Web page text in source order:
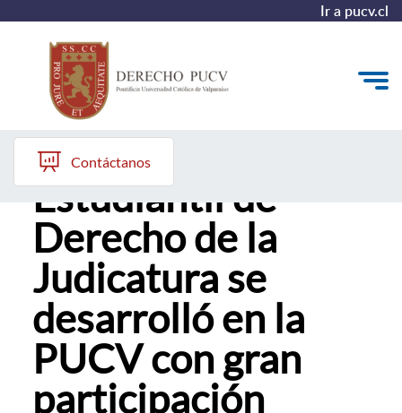
Ir a pucv.cl
Quiénes somos
Estudiantes y Admisión
Postgrados y Formación Continua
Investigación y Biblioteca
Vinculación con el Medio y Alumni
Contáctanos
XI Congreso
Estudiantil de
Derecho de la
Judicatura se
desarrolló en la
PUCV con gran
participación